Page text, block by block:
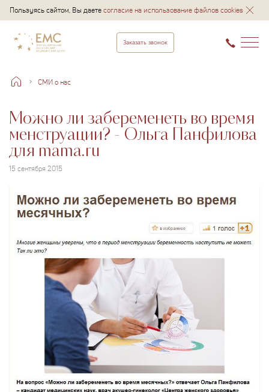
Пользуясь сайтом, Вы даетесогласие на использование файлов cookies
Заказать звонок
СМИ о нас
Можно ли забеременеть во время
менструации? - Ольга Панфилова
для mama.ru
15 сентября 2015